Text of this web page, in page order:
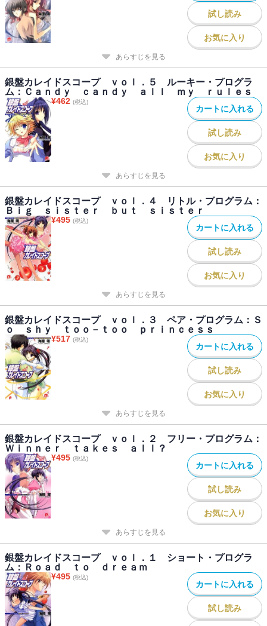
試し読み
お気に入り
あらすじを見る
銀盤カレイドスコープ ｖｏｌ．５ ルーキー・プログラ
ム：Ｃａｎｄｙ ｃａｎｄｙ ａｌｌ ｍｙ ｒｕｌｅｓ
¥462 (税込)
カートに入れる
試し読み
お気に入り
あらすじを見る
銀盤カレイドスコープ ｖｏｌ．４ リトル・プログラム：
Ｂｉｇ ｓｉｓｔｅｒ ｂｕｔ ｓｉｓｔｅｒ
¥495 (税込)
カートに入れる
試し読み
お気に入り
あらすじを見る
銀盤カレイドスコープ ｖｏｌ．３ ペア・プログラム：Ｓ
ｏ ｓｈｙ ｔｏｏ－ｔｏｏ ｐｒｉｎｃｅｓｓ
¥517 (税込)
カートに入れる
試し読み
お気に入り
あらすじを見る
銀盤カレイドスコープ ｖｏｌ．２ フリー・プログラム：
Ｗｉｎｎｅｒ ｔａｋｅｓ ａｌｌ？
¥495 (税込)
カートに入れる
試し読み
お気に入り
あらすじを見る
銀盤カレイドスコープ ｖｏｌ．１ ショート・プログラ
ム：Ｒｏａｄ ｔｏ ｄｒｅａｍ
¥495 (税込)
カートに入れる
試し読み